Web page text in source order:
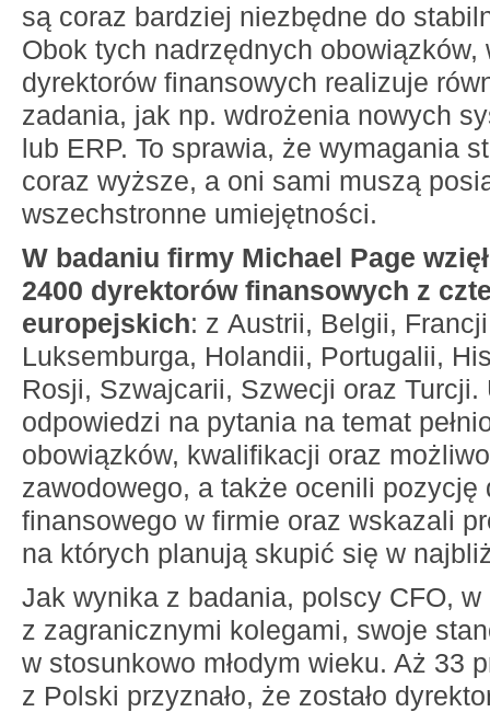
są coraz bardziej niezbędne do
Obok tych nadrzędnych obowiązków,
dyrektorów finansowych realizuje
zadania, jak np. wdrożenia nowych
lub ERP. To sprawia, że wymagania
coraz wyższe, a oni sami muszą
wszechstronne umiejętności.
W badaniu firmy Michael Page
2400 dyrektorów finansowych z
europejskich: z Austrii, Belgii,
Luksemburga, Holandii, Portugalii,
Rosji, Szwajcarii, Szwecji oraz Turcji.
odpowiedzi na pytania na temat
obowiązków, kwalifikacji oraz
zawodowego, a także ocenili pozycję
finansowego w firmie oraz wskazali
na których planują skupić się w
Jak wynika z badania, polscy CFO, w
z zagranicznymi kolegami, swoje
w stosunkowo młodym wieku. Aż 33
z Polski przyznało, że zostało